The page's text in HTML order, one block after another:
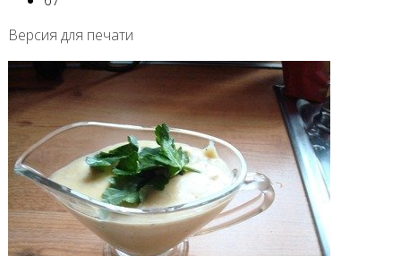
Версия для печати